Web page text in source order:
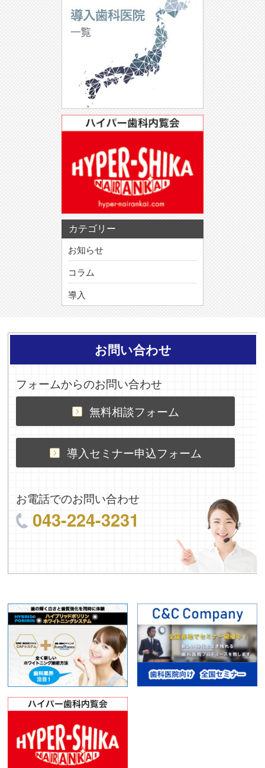
カテゴリー
お知らせ
コラム
導入
お問い合わせ
フォームからのお問い合わせ
無料相談フォーム
導入セミナー申込フォーム
お電話でのお問い合わせ
043-224-3231